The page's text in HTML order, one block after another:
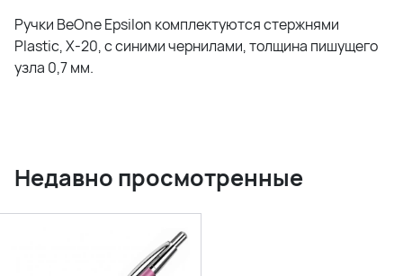
Ручки BeOne Epsilon комплектуются стержнями
Plastic, X-20, с синими чернилами, толщина пишущего
узла 0,7 мм.
Недавно просмотренные